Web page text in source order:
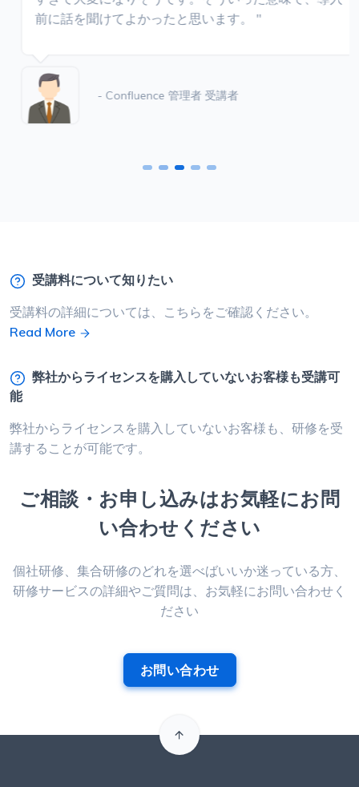
前に話を聞けてよかったと思います。 "
- Confluence 管理者 受講者
受講料について知りたい
受講料の詳細については、こちらをご確認ください。
Read More
弊社からライセンスを購入していないお客様も受講可
能
弊社からライセンスを購入していないお客様も、研修を受
講することが可能です。
ご相談・お申し込みはお気軽にお問
い合わせください
個社研修、集合研修のどれを選べばいいか迷っている方、
研修サービスの詳細やご質問は、お気軽にお問い合わせく
ださい
お問い合わせ